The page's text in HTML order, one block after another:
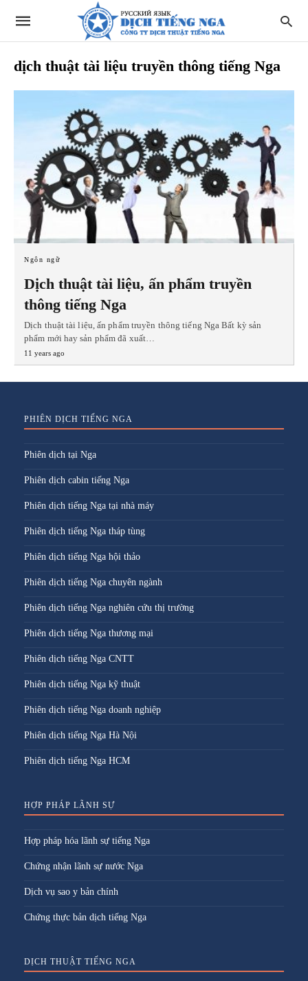
dịch thuật tài liệu truyền thông tiếng Nga
Ngôn ngữ
Dịch thuật tài liệu, ấn phẩm truyền
thông tiếng Nga
Dịch thuật tài liệu, ấn phẩm truyền thông tiếng Nga Bất kỳ sản
phẩm mới hay sản phẩm đã xuất…
11 years ago
PHIÊN DỊCH TIẾNG NGA
Phiên dịch tại Nga
Phiên dịch cabin tiếng Nga
Phiên dịch tiếng Nga tại nhà máy
Phiên dịch tiếng Nga tháp tùng
Phiên dịch tiếng Nga hội thảo
Phiên dịch tiếng Nga chuyên ngành
Phiên dịch tiếng Nga nghiên cứu thị trường
Phiên dịch tiếng Nga thương mại
Phiên dịch tiếng Nga CNTT
Phiên dịch tiếng Nga kỹ thuật
Phiên dịch tiếng Nga doanh nghiệp
Phiên dịch tiếng Nga Hà Nội
Phiên dịch tiếng Nga HCM
HỢP PHÁP LÃNH SỰ
Hợp pháp hóa lãnh sự tiếng Nga
Chứng nhận lãnh sự nước Nga
Dịch vụ sao y bản chính
Chứng thực bản dịch tiếng Nga
DỊCH THUẬT TIẾNG NGA